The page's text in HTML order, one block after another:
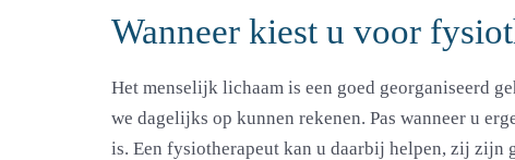
Wanneer kiest u voor
Het menselijk lichaam is een goed georganiseerd
we dagelijks op kunnen rekenen. Pas wanneer u
is. Een fysiotherapeut kan u daarbij helpen, zij zijn